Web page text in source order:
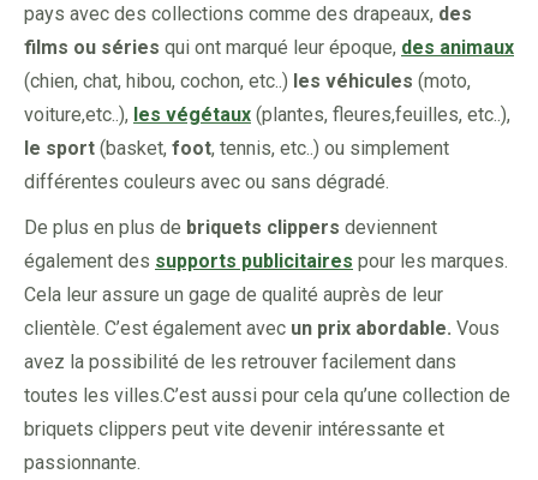
pays avec des collections comme des drapeaux, des
films ou séries qui ont marqué leur époque, des animaux
(chien, chat, hibou, cochon, etc..) les véhicules (moto,
voiture,etc..), les végétaux (plantes, fleures,feuilles, etc..),
le sport (basket, foot, tennis, etc..) ou simplement
différentes couleurs avec ou sans dégradé.
De plus en plus de briquets clippers deviennent
également des supports publicitaires pour les marques.
Cela leur assure un gage de qualité auprès de leur
clientèle. C’est également avec un prix abordable. Vous
avez la possibilité de les retrouver facilement dans
toutes les villes.C’est aussi pour cela qu’une collection de
briquets clippers peut vite devenir intéressante et
passionnante.